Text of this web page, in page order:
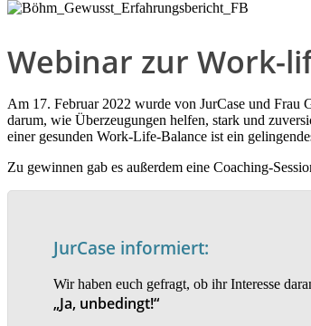
Webinar zur Work-
Am 17. Februar 2022 wurde von JurCase und Frau
darum, wie Überzeugungen helfen, stark und
einer gesunden Work-Life-Balance ist ein
Zu gewinnen gab es außerdem eine Coaching-
JurCase informiert:
Wir haben euch gefragt, ob ihr Interesse
„Ja, unbedingt!“